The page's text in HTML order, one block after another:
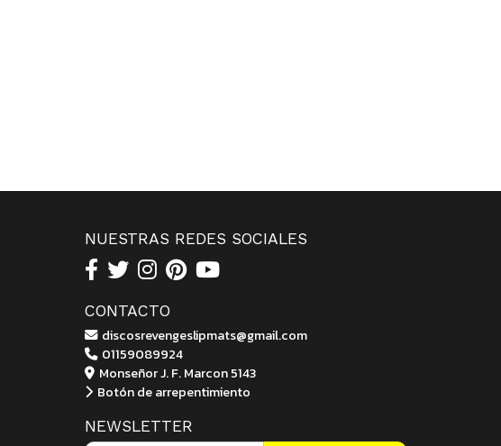
NUESTRAS REDES SOCIALES
CONTACTO
discosrevengeslipmats@gmail.com
01159089924
Monseñor J. F. Marcon 5143
Botón de arrepentimiento
NEWSLETTER